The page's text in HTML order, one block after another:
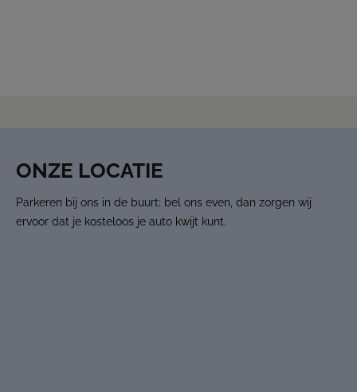
ONZE LOCATIE
Parkeren bij ons in de buurt: bel ons even, dan zorgen wij
ervoor dat je kosteloos je auto kwijt kunt.